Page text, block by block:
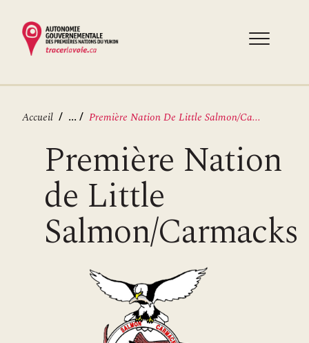
contenu
principal
Fil
d'Ariane
Accueil ... Première Nation De Little Salmon/Ca...
Première Nation
de Little
Salmon/Carmacks